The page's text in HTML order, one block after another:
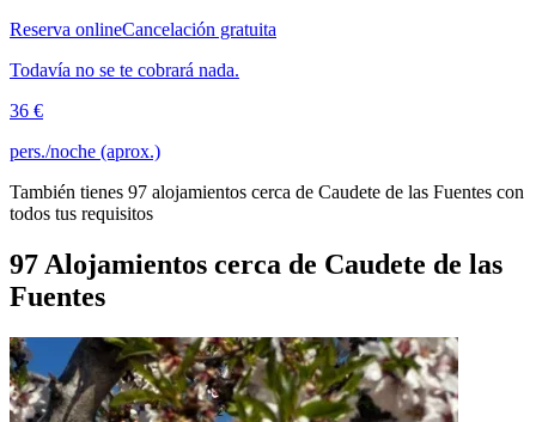
Reserva onlineCancelación gratuita
Todavía no se te cobrará nada.
36 €
pers./noche (aprox.)
También tienes 97 alojamientos cerca de Caudete de las Fuentes con
todos tus requisitos
97 Alojamientos cerca de Caudete de las
Fuentes